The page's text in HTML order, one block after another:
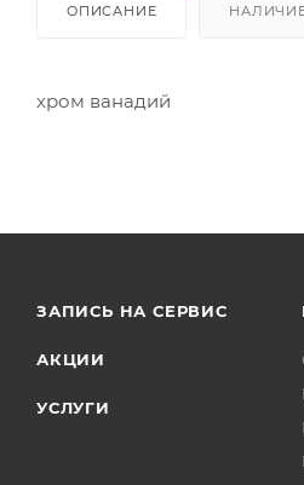
ОПИСАНИЕ
хром ванадий
ЗАПИСЬ НА СЕРВИС
АКЦИИ
УСЛУГИ